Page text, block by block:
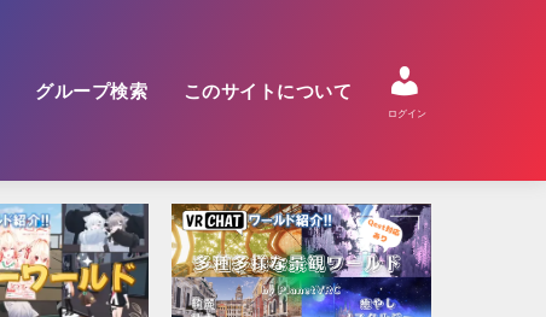
グループ検索 このサイトについて
ログイン